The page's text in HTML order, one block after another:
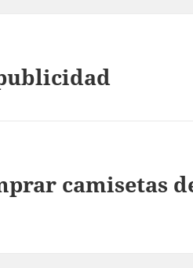
camisetas